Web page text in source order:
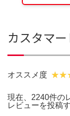
カスタマ
オススメ度
現在、2240件の
レビューを投稿